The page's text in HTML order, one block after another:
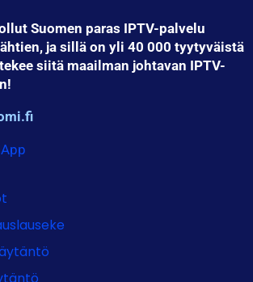
Suomen paras IPTV-palvelu
ja sillä on yli 40 000 tyytyväistä
siitä maailman johtavan IPTV-